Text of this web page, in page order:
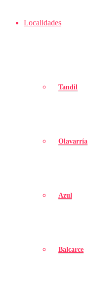
Localidades
Tandil
Olavarría
Azul
Balcarce